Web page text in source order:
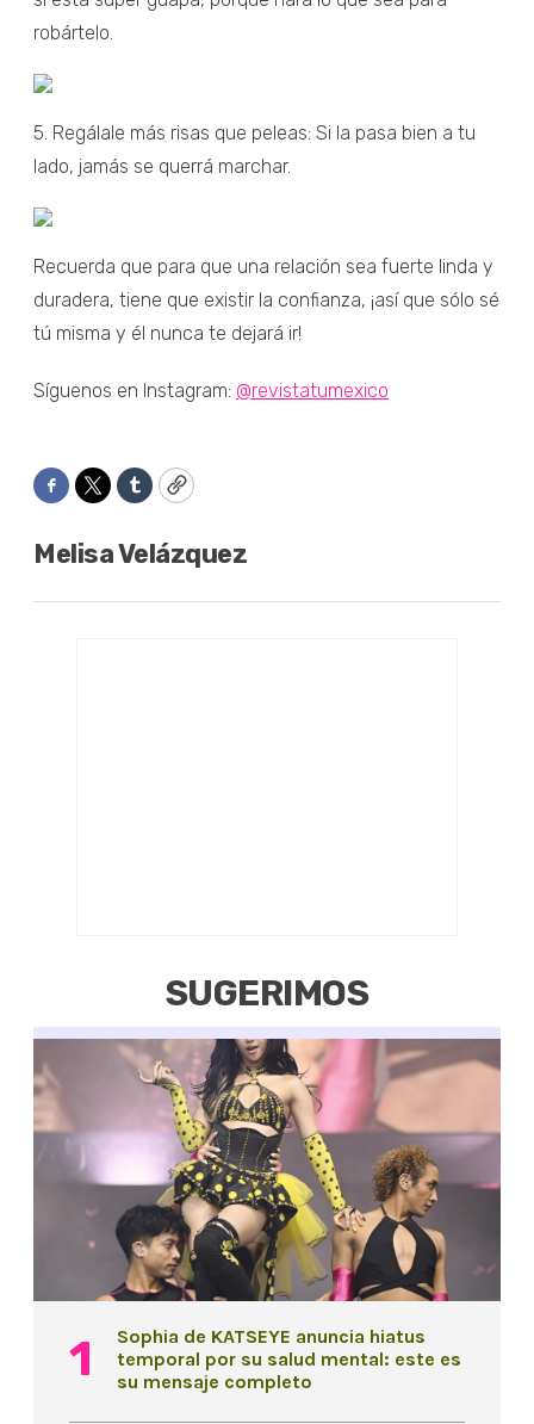
robártelo.
5. Regálale más risas que peleas: Si la pasa bien a tu
lado, jamás se querrá marchar.
Recuerda que para que una relación sea fuerte linda y
duradera, tiene que existir la confianza, ¡así que sólo sé
tú misma y él nunca te dejará ir!
Síguenos en Instagram: @revistatumexico
Facebook
TwitterTumblrCopy
Melisa Velázquez
SUGERIMOS
Sophia de KATSEYE anuncia hiatus
temporal por su salud mental: este es
su mensaje completo